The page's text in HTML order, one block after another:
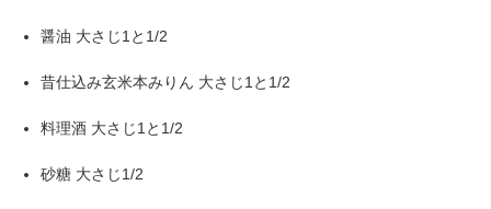
醤油 大さじ1と1/2
昔仕込み玄米本みりん 大さじ1と1/2
料理酒 大さじ1と1/2
砂糖 大さじ1/2